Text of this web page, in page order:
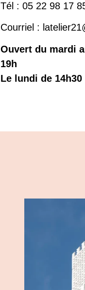
Tél : 05 22 98 17
Courriel :
Ouvert du mardi
19h
Le lundi de 14h30